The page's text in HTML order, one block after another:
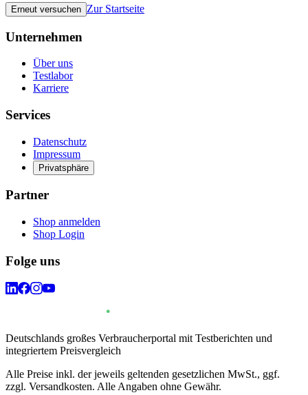
Erneut versuchen Zur Startseite
Unternehmen
Über uns
Testlabor
Karriere
Services
Datenschutz
Impressum
Privatsphäre
Partner
Shop anmelden
Shop Login
Folge uns
Deutschlands großes Verbraucherportal mit Testberichten und
integriertem Preisvergleich
Alle Preise inkl. der jeweils geltenden gesetzlichen MwSt., ggf.
zzgl. Versandkosten. Alle Angaben ohne Gewähr.